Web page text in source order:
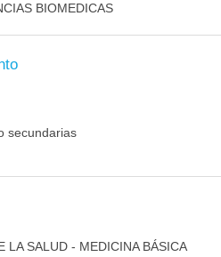
BIOMEDICAS
secundarias
LA SALUD - MEDICINA BÁSICA